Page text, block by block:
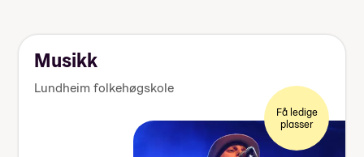
Musikk
Lundheim folkehøgskole
Få ledige
plasser